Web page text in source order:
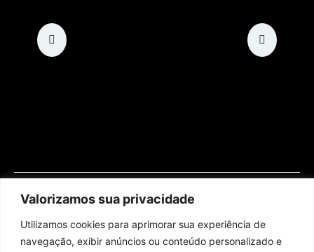
Valorizamos sua privacidade
Utilizamos cookies para aprimorar sua experiência de
navegação, exibir anúncios ou conteúdo personalizado e